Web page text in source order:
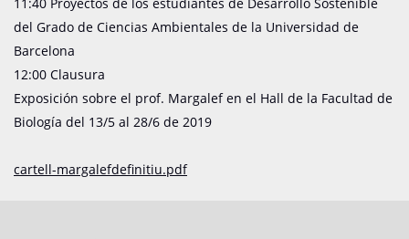
11:40 Proyectos de los estudiantes de Desarrollo Sostenible
del Grado de Ciencias Ambientales de la Universidad de
Barcelona
12:00 Clausura
Exposición sobre el prof. Margalef en el Hall de la Facultad de
Biología del 13/5 al 28/6 de 2019
cartell-margalefdefinitiu.pdf